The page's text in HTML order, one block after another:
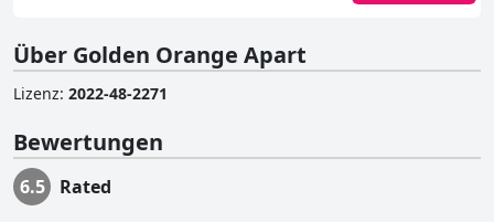
Über Golden Orange Apart
Lizenz: 2022-48-2271
Bewertungen
6.5 Rated